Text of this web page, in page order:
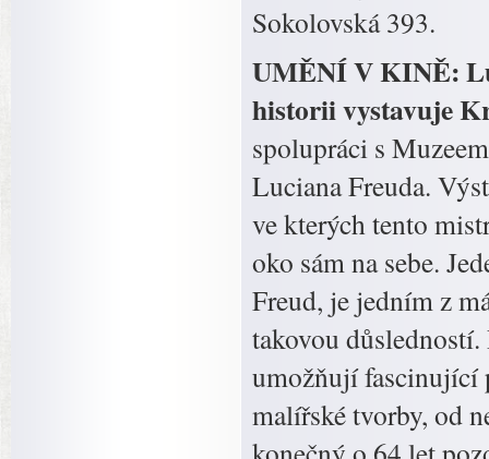
Sokolovská 393.
UMĚNÍ V KINĚ:
historii vystavuje
spolupráci s
Luciana Freuda.
ve kterých tento
oko sám na sebe.
Freud, je jedním z
takovou
umožňují fascinující
malířské tvorby, od